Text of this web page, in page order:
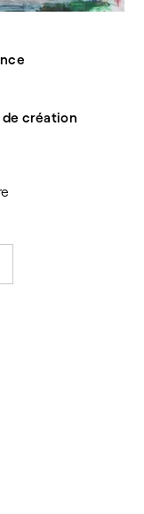
de création